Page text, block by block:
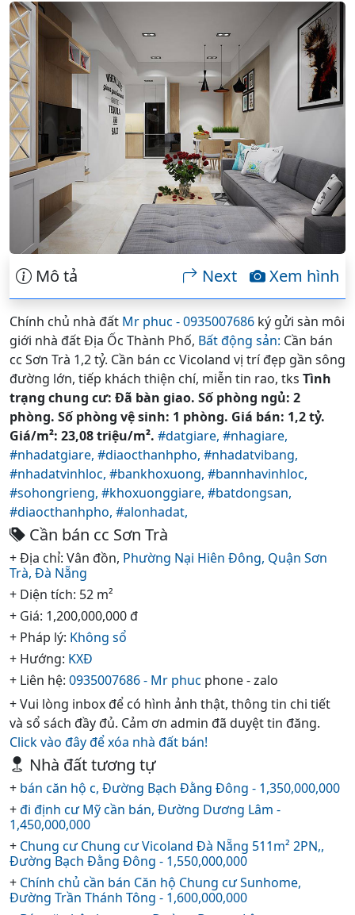
Mô tả Xem hình
Next
Chính chủ nhà đất Mr phuc - 0935007686 ký gửi sàn môi
giới nhà đất Địa Ốc Thành Phố, Bất động sản: Cần bán
cc Sơn Trà 1,2 tỷ. Cần bán cc Vicoland vị trí đẹp gần sông
đường lớn, tiếp khách thiện chí, miễn tin rao, tks Tình
trạng chung cư: Đã bàn giao. Số phòng ngủ: 2
phòng. Số phòng vệ sinh: 1 phòng. Giá bán: 1,2 tỷ.
Giá/m²: 23,08 triệu/m². #datgiare, #nhagiare,
#nhadatgiare, #diaocthanhpho, #nhadatvibang,
#nhadatvinhloc, #bankhoxuong, #bannhavinhloc,
#sohongrieng, #khoxuonggiare, #batdongsan,
#diaocthanhpho, #alonhadat,
Cần bán cc Sơn Trà
+ Địa chỉ: Vân đồn, Phường Nại Hiên Đông, Quận Sơn
Trà, Đà Nẵng
+ Diện tích: 52 m²
+ Giá: 1,200,000,000 đ
+ Pháp lý: Không sổ
+ Hướng: KXĐ
+ Liên hệ: 0935007686 - Mr phuc phone - zalo
+ Vui lòng inbox để có hình ảnh thật, thông tin chi tiết
và sổ sách đầy đủ. Cảm ơn admin đã duyệt tin đăng.
Click vào đây để xóa nhà đất bán!
Nhà đất tương tự
+ bán căn hộ c, Đường Bạch Đằng Đông - 1,350,000,000
+đi định cư Mỹ cần bán, Đường Dương Lâm -
1,450,000,000
+ Chung cư Chung cư Vicoland Đà Nẵng 511m² 2PN,,
Đường Bạch Đằng Đông - 1,550,000,000
+ Chính chủ cần bán Căn hộ Chung cư Sunhome,
Đường Trần Thánh Tông - 1,600,000,000